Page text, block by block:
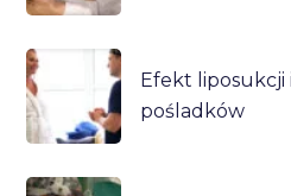
Efekt liposukcji
pośladków